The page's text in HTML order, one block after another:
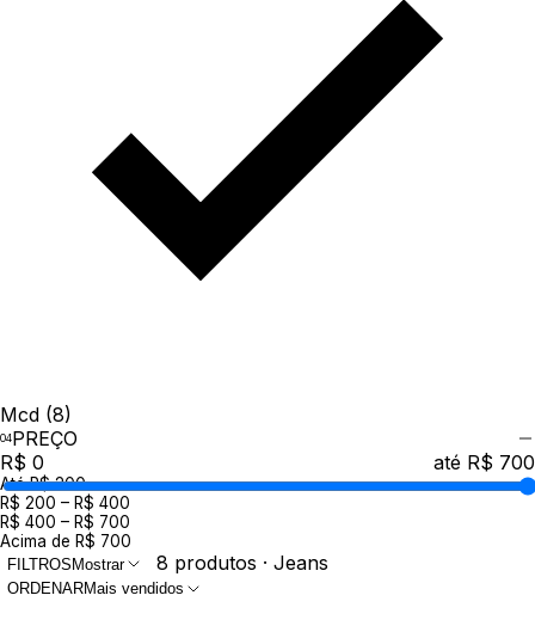
Mcd (8)
PREÇO
R$ 0
até R$ 700
Até R$ 200
R$ 200 – R$ 400
R$ 400 – R$ 700
Acima de R$ 700
FILTROS Mostrar 8 produtos · Jeans
ORDENARMais vendidos